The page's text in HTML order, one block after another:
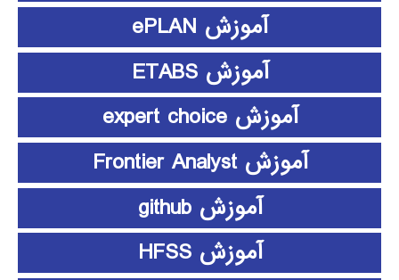
آموزش ePLAN
آموزش ETABS
آموزش expert choice
آموزش Frontier Analyst
آموزش github
آموزش HFSS